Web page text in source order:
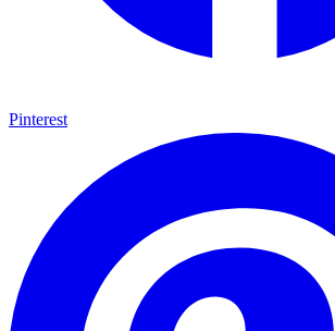
Pinterest